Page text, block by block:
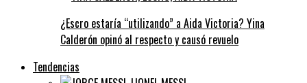
¿Escro estaría “utilizando” a Aida Victoria? Yina
Calderón opinó al respecto y causó revuelo
Tendencias